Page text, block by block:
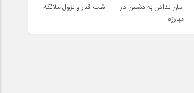
امان ندادن به دشمن در
مبارزه
شب قدر و نزول ملائکه